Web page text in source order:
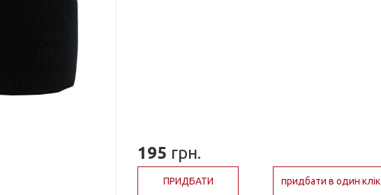
195 грн.
ПРИДБАТИ придбати в один клік